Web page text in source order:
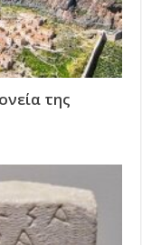
της